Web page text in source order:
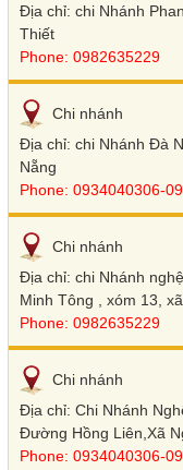
Địa chỉ: chi Nhánh
Thiết
Phone: 0982635229
Chi nhánh
Địa chỉ: chi Nhánh Đà
Nẵng
Phone: 0934040306-
Chi nhánh
Địa chỉ: chi Nhánh
Minh Tông , xóm 13,
Phone: 0982635229
Chi nhánh
Địa chỉ: Chi Nhánh
Đường Hồng Liên,Xã
Phone: 0934040306-